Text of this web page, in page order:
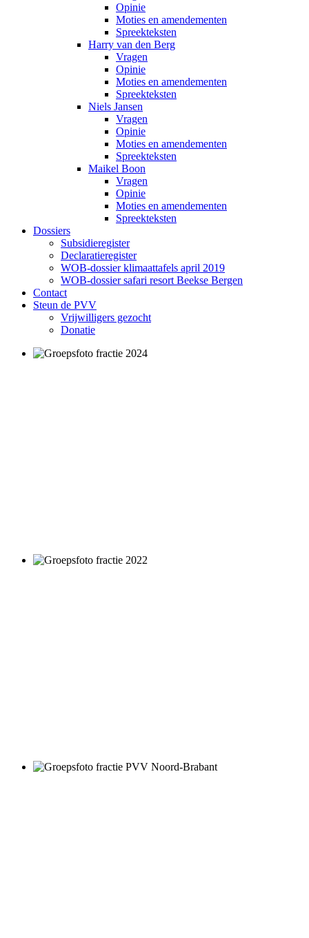
Opinie
Moties en amendementen
Spreekteksten
Harry van den Berg
Vragen
Opinie
Moties en amendementen
Spreekteksten
Niels Jansen
Vragen
Opinie
Moties en amendementen
Spreekteksten
Maikel Boon
Vragen
Opinie
Moties en amendementen
Spreekteksten
Dossiers
Subsidieregister
Declaratieregister
WOB-dossier klimaattafels april 2019
WOB-dossier safari resort Beekse Bergen
Contact
Steun de PVV
Vrijwilligers gezocht
Donatie